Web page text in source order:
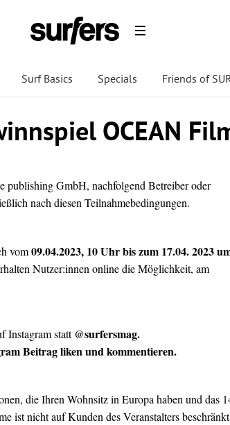
Surf Basics Specials Friends of
OCEAN
publishing GmbH, nachfolgend Betreiber oder
nach diesen Teilnahmebedingungen.
vom09.04.2023, 10 Uhr bis zum 17.04. 2023
Nutzer:innen online die Möglichkeit, am
Instagram statt@surfersmag.
Beitrag liken und kommentieren.
die Ihren Wohnsitz in Europa haben und das
ist nicht auf Kunden des Veranstalters beschränkt